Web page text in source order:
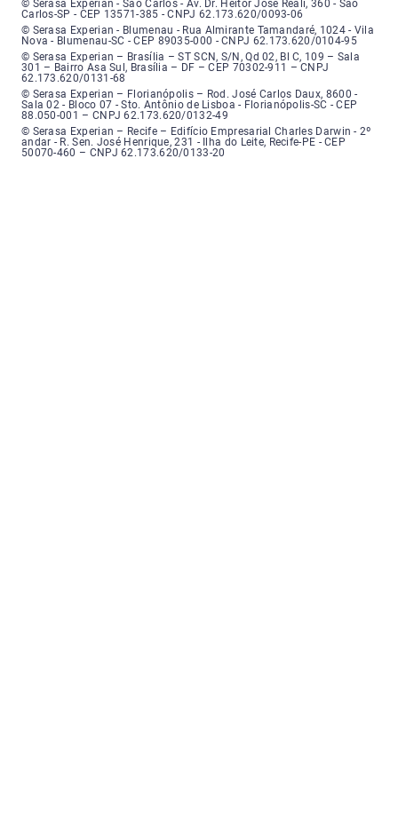
Serasa Experian - São Carlos - Endereço: Avenida Doutor Heitor José
© Serasa Experian - São Carlos - Av. Dr. Heitor José Reali, 360 - São
Carlos-SP - CEP 13571-385 - CNPJ 62.173.620/0093-06
Serasa Experian - Blumenau - Endereço: Rua Almirante Tamandaré,
© Serasa Experian - Blumenau - Rua Almirante Tamandaré, 1024 - Vila
Nova - Blumenau-SC - CEP 89035-000 - CNPJ 62.173.620/0104-95
Serasa Experian - Brasília, Endereço: Setor Comercial Norte, sem
© Serasa Experian – Brasília – ST SCN, S/N, Qd 02, Bl C, 109 – Sala
301 – Bairro Asa Sul, Brasília – DF – CEP 70302-911 – CNPJ
62.173.620/0131-68
Serasa Experian - Florianópolis, Endereço: Rodovia José Carlos, número
© Serasa Experian – Florianópolis – Rod. José Carlos Daux, 8600 -
Sala 02 - Bloco 07 - Sto. Antônio de Lisboa - Florianópolis-SC - CEP
88.050-001 – CNPJ 62.173.620/0132-49
Serasa Experian - Recife, Endereço: Edifício Empresarial Charles Darwin,
© Serasa Experian – Recife – Edifício Empresarial Charles Darwin - 2º
andar - R. Sen. José Henrique, 231 - Ilha do Leite, Recife-PE - CEP
50070-460 – CNPJ 62.173.620/0133-20